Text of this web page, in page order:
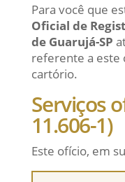
Para você que
Oficial de
de Guarujá-SP
referente a este
cartório.
Serviços
11.606-1)
Este ofício, em